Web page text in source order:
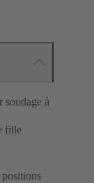
soudage à
fille
positions